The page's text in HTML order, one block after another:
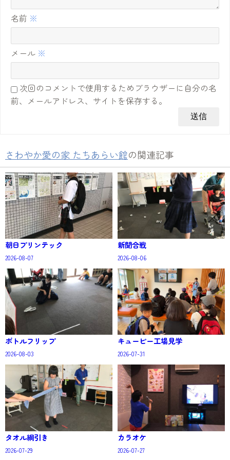
名前 ※
メール ※
次回のコメントで使用するためブラウザーに自分の名
前、メールアドレス、サイトを保存する。
さわやか愛の家 たちあらい館の関連記事
朝日プリンテック
2026-08-07
新聞合戦
2026-08-06
ボトルフリップ
2026-08-03
キューピー工場見学
2026-07-31
タオル綱引き
2026-07-29
カラオケ
2026-07-27